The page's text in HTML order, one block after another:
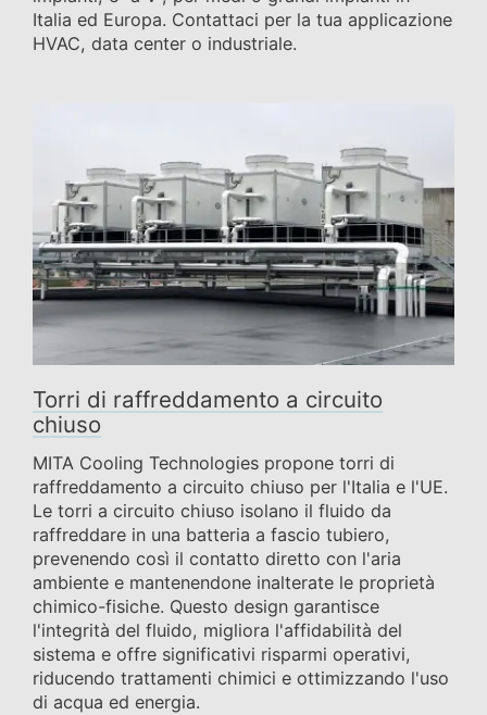
Italia ed Europa. Contattaci per la tua applicazione
HVAC, data center o industriale.
Torri di raffreddamento a circuito
chiuso
MITA Cooling Technologies propone torri di
raffreddamento a circuito chiuso per l'Italia e l'UE.
Le torri a circuito chiuso isolano il fluido da
raffreddare in una batteria a fascio tubiero,
prevenendo così il contatto diretto con l'aria
ambiente e mantenendone inalterate le proprietà
chimico-fisiche. Questo design garantisce
l'integrità del fluido, migliora l'affidabilità del
sistema e offre significativi risparmi operativi,
riducendo trattamenti chimici e ottimizzando l'uso
di acqua ed energia.